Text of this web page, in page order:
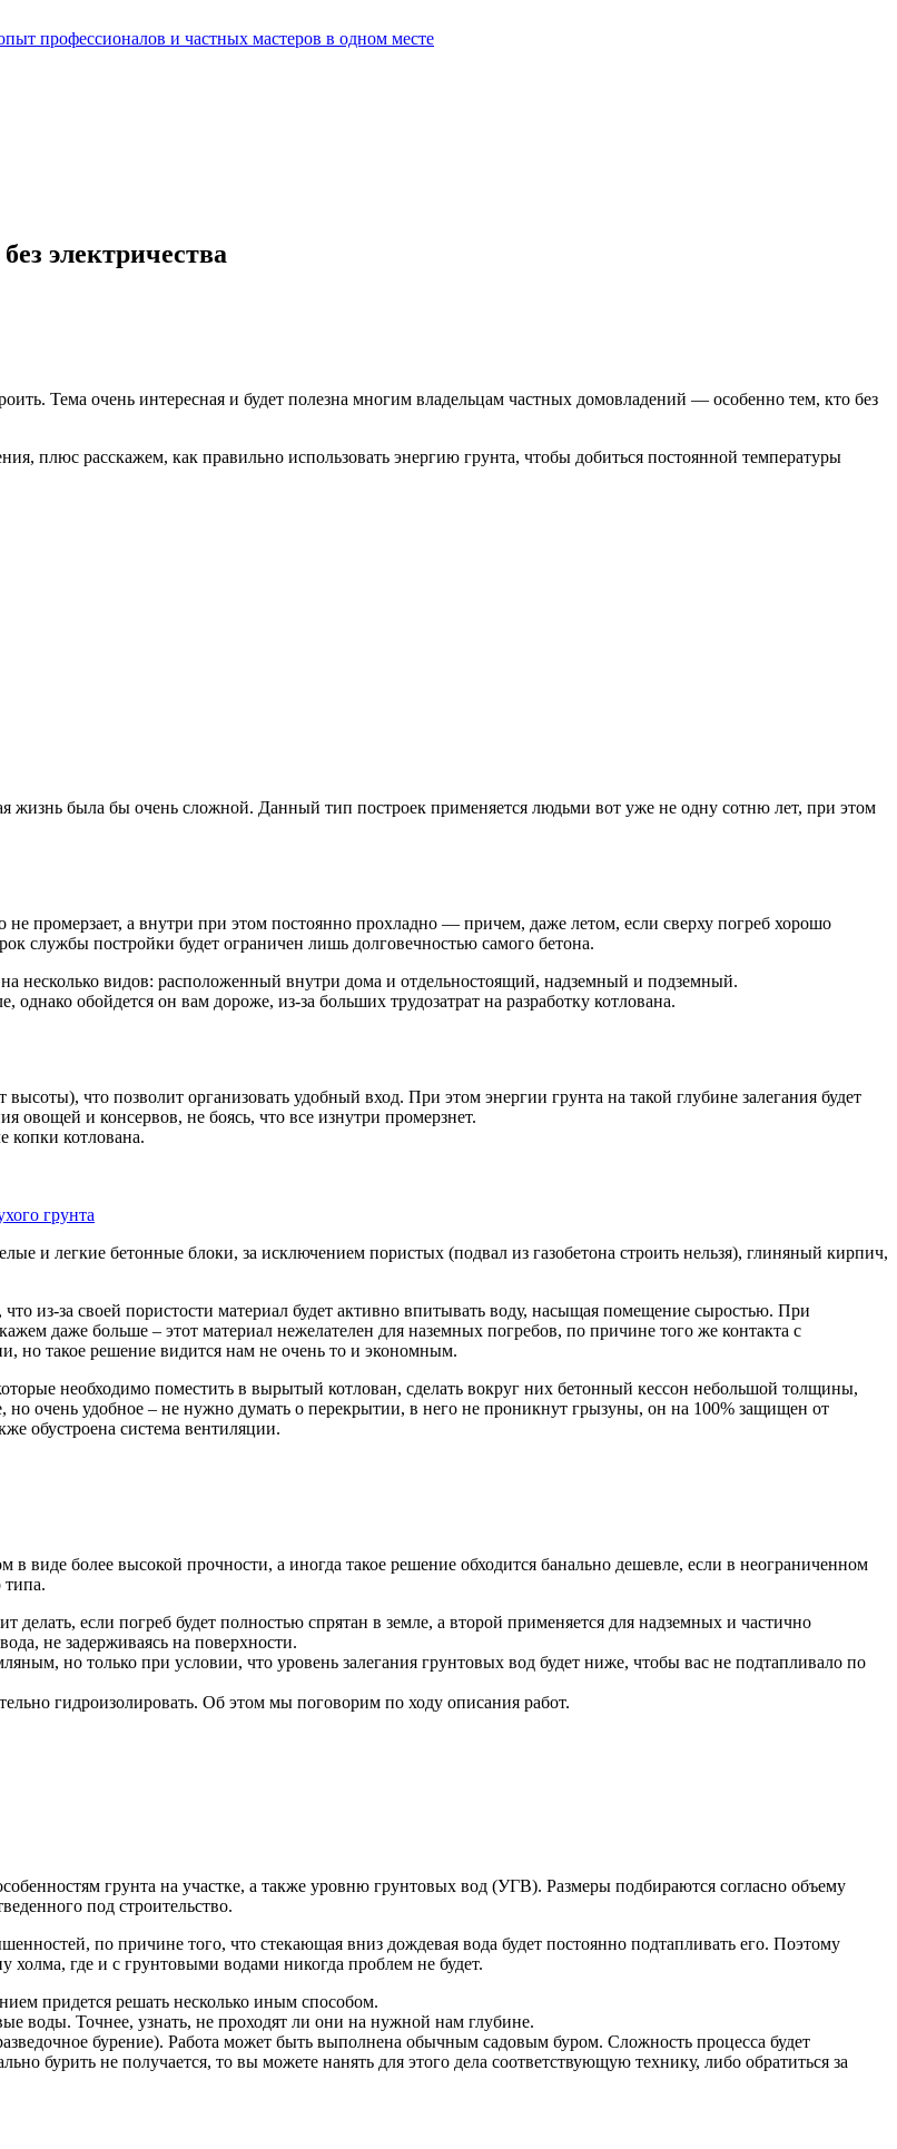
профессионалов и частных мастеров в одном месте
электричества
Тема очень интересная и будет полезна многим владельцам частных домовладений — особенно тем, кто без
плюс расскажем, как правильно использовать энергию грунта, чтобы добиться постоянной температуры
жизнь была бы очень сложной. Данный тип построек применяется людьми вот уже не одну сотню лет, при этом
не промерзает, а внутри при этом постоянно прохладно — причем, даже летом, если сверху погреб хорошо
службы постройки будет ограничен лишь долговечностью самого бетона.
несколько видов: расположенный внутри дома и отдельностоящий, надземный и подземный.
обойдется он вам дороже, из-за больших трудозатрат на разработку котлована.
что позволит организовать удобный вход. При этом энергии грунта на такой глубине залегания будет
овощей и консервов, не боясь, что все изнутри промерзнет.
копки котлована.
и легкие бетонные блоки, за исключением пористых (подвал из газобетона строить нельзя), глиняный кирпич,
из-за своей пористости материал будет активно впитывать воду, насыщая помещение сыростью. При
даже больше – этот материал нежелателен для наземных погребов, по причине того же контакта с
но такое решение видится нам не очень то и экономным.
необходимо поместить в вырытый котлован, сделать вокруг них бетонный кессон небольшой толщины,
но очень удобное – не нужно думать о перекрытии, в него не проникнут грызуны, он на 100% защищен от
обустроена система вентиляции.
более высокой прочности, а иногда такое решение обходится банально дешевле, если в неограниченном
типа.
если погреб будет полностью спрятан в земле, а второй применяется для надземных и частично
не задерживаясь на поверхности.
но только при условии, что уровень залегания грунтовых вод будет ниже, чтобы вас не подтапливало по
гидроизолировать. Об этом мы поговорим по ходу описания работ.
грунта на участке, а также уровню грунтовых вод (УГВ). Размеры подбираются согласно объему
под строительство.
по причине того, что стекающая вниз дождевая вода будет постоянно подтапливать его. Поэтому
холма, где и с грунтовыми водами никогда проблем не будет.
придется решать несколько иным способом.
воды. Точнее, узнать, не проходят ли они на нужной нам глубине.
бурение). Работа может быть выполнена обычным садовым буром. Сложность процесса будет
бурить не получается, то вы можете нанять для этого дела соответствующую технику, либо обратиться за